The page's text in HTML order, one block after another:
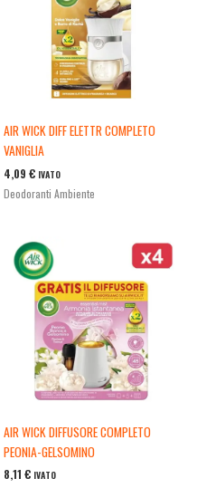
AIR WICK DIFF ELETTR COMPLETO
VANIGLIA
4,09 € IVATO
Deodoranti Ambiente
AIR WICK DIFFUSORE COMPLETO
PEONIA-GELSOMINO
8,11 € IVATO